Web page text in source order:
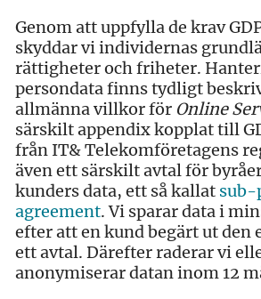
Genom att uppfylla de krav
skyddar vi individernas
rättigheter och friheter.
persondata finns tydligt
allmänna villkor för Online
särskilt appendix kopplat till
från IT& Telekomföretagens
även ett särskilt avtal för
kunders data, ett så kallat sub-
agreement. Vi sparar data i
efter att en kund begärt ut den
ett avtal. Därefter raderar vi
anonymiserar datan inom 12